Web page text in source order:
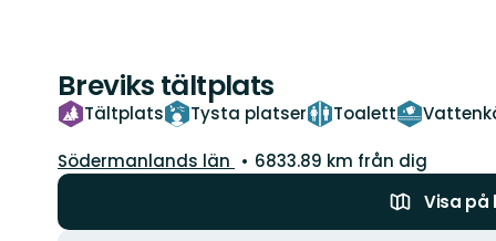
Breviks tältplats
Tältplats Tysta platser Toalett
Län:
Södermanlands län
6833.89 km från dig
Visa på